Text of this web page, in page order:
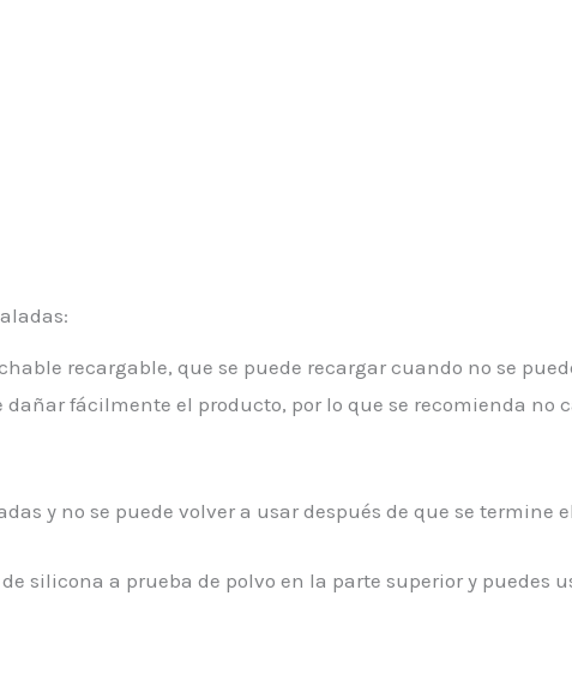
recargable, que se puede recargar cuando no se
fácilmente el producto, por lo que se recomienda no
y no se puede volver a usar después de que se termine
silicona a prueba de polvo en la parte superior y puedes